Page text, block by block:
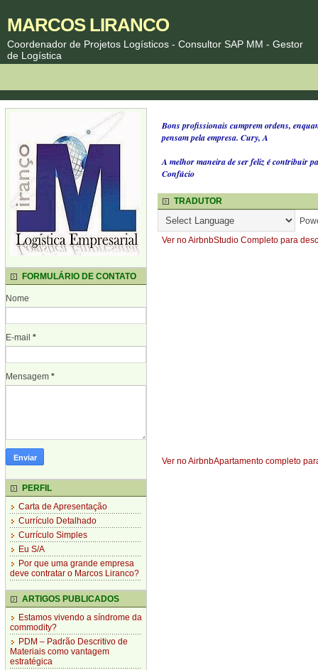
MARCOS LIRANCO
Coordenador de Projetos Logísticos - Consultor SAP MM - Gestor
de Logística
FORMULÁRIO DE CONTATO
Nome
E-mail *
Mensagem *
PERFIL
Carta de Apresentação
Currículo Detalhado
Currículo Simples
Eu S/A
Por que uma grande empresa
deve contratar o Marcos Liranco?
ARTIGOS PUBLICADOS
Estamos vivendo a síndrome da
commodity?
PDM – Padrão Descritivo de
Materiais como vantagem
estratégica
Bons profissionais cumprem ordens,
pensam pela empresa. Cury, A
A melhor maneira de ser feliz é contribuir
Confúcio
TRADUTOR
Ver no AirbnbStudio Completo para
Ver no AirbnbApartamento completo